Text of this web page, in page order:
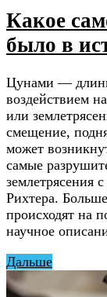
Какое
было в
Цунами —
воздействием
или
смещение,
может
самые
землетрясения
Рихтера.
происходят на
научное
Дальше